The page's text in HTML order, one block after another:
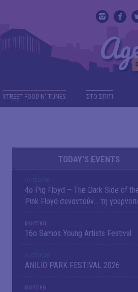
STREET FOOD N' TUNES ΣΤΟ ΣΠΙΤΙ
TODAY'S EVENTS
OUTDΟORS
4ο Pig Floyd – The Dark Side of
Pink Floyd συναντούν… τη
ΜΟΥΣΙΚΗ
16o Samos Young Artists Festival
OUTDΟORS
ANILIO PARK FESTIVAL 2026
ΜΟΥΣΙΚΗ